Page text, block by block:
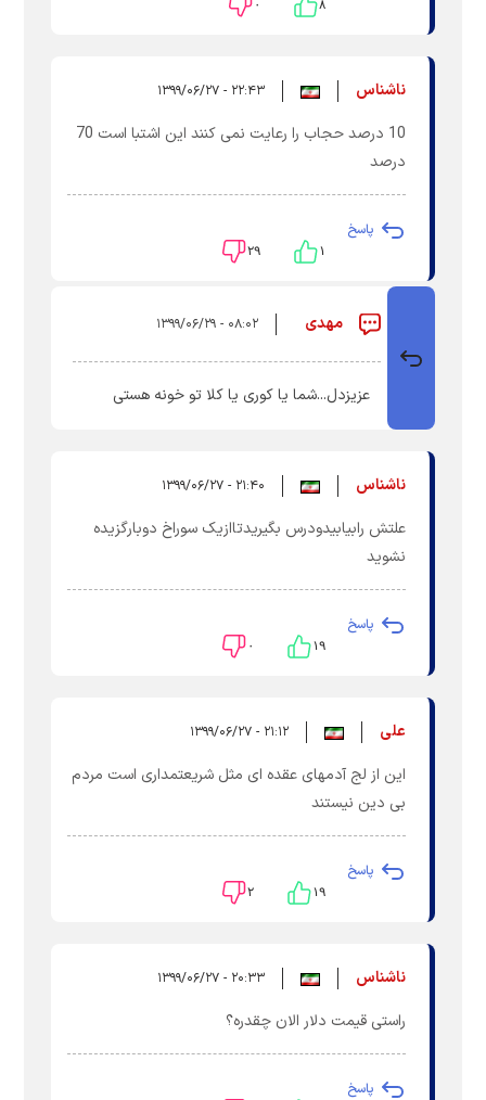
۸ ۰
ناشناس ۲۲:۴۳ - ۱۳۹۹/۰۶/۲۷
10 درصد حجاب را رعایت نمی کنند این اشتبا است 70
درصد
پاسخ
۱ ۲۹
مهدی ۰۸:۰۲ - ۱۳۹۹/۰۶/۲۹
عزیزدل...شما یا کوری یا کلا تو خونه هستی
ناشناس ۲۱:۴۰ - ۱۳۹۹/۰۶/۲۷
علتش رابیابیدودرس بگیریدتاازیک سوراخ دوبارگزیده
نشوید
پاسخ
۱۹ ۰
علی ۲۱:۱۲ - ۱۳۹۹/۰۶/۲۷
این از لج آدمهای عقده ای مثل شریعتمداری است مردم
بی دین نیستند
پاسخ
۱۹ ۲
ناشناس ۲۰:۳۳ - ۱۳۹۹/۰۶/۲۷
راستی قیمت دلار الان چقدره؟
پاسخ